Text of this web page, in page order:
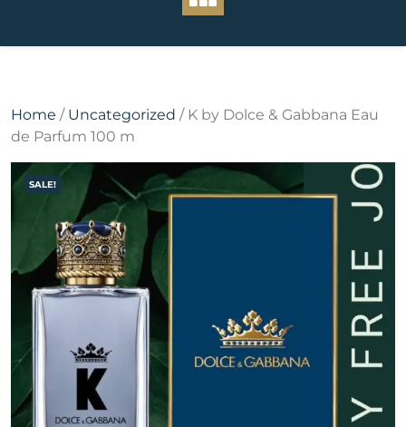
Home / Uncategorized / K by Dolce & Gabbana Eau
de Parfum 100 m
SALE!